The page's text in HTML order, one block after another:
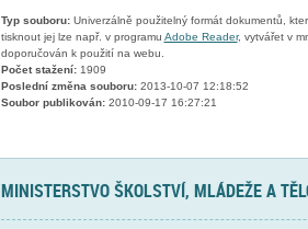
Typ souboru:Univerzálně použitelný formát dokumentů,
tisknout jej lze např. v programu Adobe Reader, vytvářet v
doporučován k použití na webu.
Počet stažení:1909
Poslední změna souboru:2013-10-07 12:18:52
Soubor publikován:2010-09-17 16:27:21
MINISTERSTVO ŠKOLSTVÍ, MLÁDEŽE A